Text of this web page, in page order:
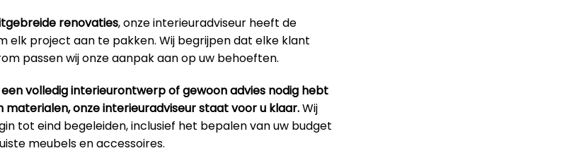
renovaties, onze interieuradviseur heeft de
elk project aan te pakken. Wij begrijpen dat elke klant
passen wij onze aanpak aan op uw behoeften.
volledig interieurontwerp of gewoon advies nodig hebt
materialen, onze interieuradviseur staat voor u klaar.Wij
tot eind begeleiden, inclusief het bepalen van uw budget
meubels en accessoires.